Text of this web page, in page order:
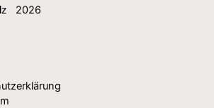
2026